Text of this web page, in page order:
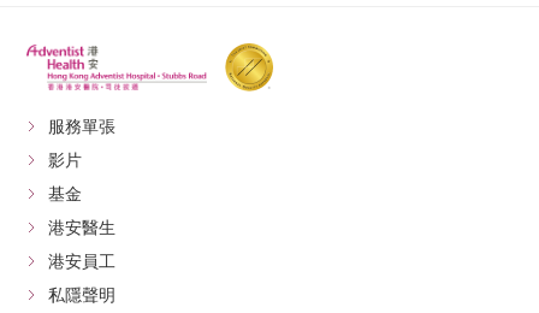
服務單張
影片
基金
港安醫生
港安員工
私隱聲明